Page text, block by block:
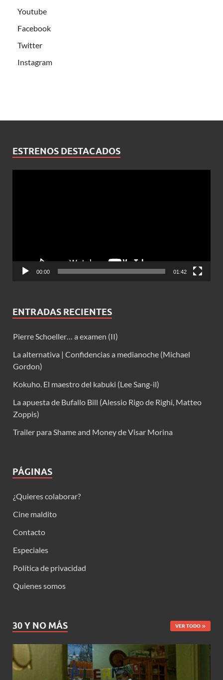
Youtube
Facebook
Twitter
Instagram
ESTRENOS DESTACADOS
00:00 01:42
ENTRADAS RECIENTES
Pierre Schoeller… a examen (II)
La alternativa | Confidencias a medianoche (Michael
Gordon)
Kokuho. El maestro del kabuki (Lee Sang-il)
La apuesta de Bufallo Bill (Alessio Rigo de Righi, Matteo
Zoppis)
Trailer para Shame and Money de Visar Morina
PÁGINAS
¿Quieres colaborar?
Cine maldito
Contacto
Especiales
Política de privacidad
Quienes somos
30 Y NO MÁS VER TODO